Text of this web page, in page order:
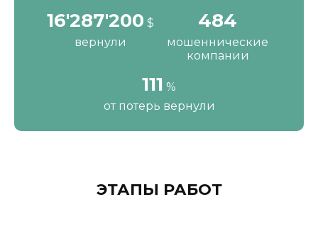
16'287'200 $
вернули
484
мошеннические
компании
111 %
от потерь вернули
ЭТАПЫ РАБОТ